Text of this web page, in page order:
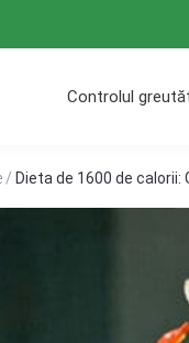
Controlul
/ Dieta de 1600 de